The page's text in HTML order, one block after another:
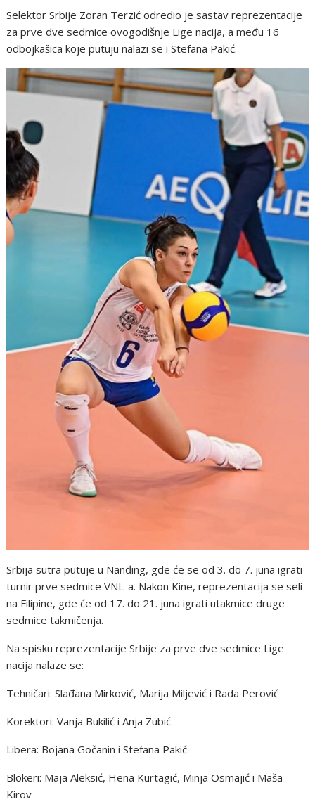
Selektor Srbije Zoran Terzić odredio je sastav reprezentacije
za prve dve sedmice ovogodišnje Lige nacija, a među 16
odbojkašica koje putuju nalazi se i Stefana Pakić.
Srbija sutra putuje u Nanđing, gde će se od 3. do 7. juna igrati
turnir prve sedmice VNL-a. Nakon Kine, reprezentacija se seli
na Filipine, gde će od 17. do 21. juna igrati utakmice druge
sedmice takmičenja.
Na spisku reprezentacije Srbije za prve dve sedmice Lige
nacija nalaze se:
Tehničari: Slađana Mirković, Marija Miljević i Rada Perović
Korektori: Vanja Bukilić i Anja Zubić
Libera: Bojana Gočanin i Stefana Pakić
Blokeri: Maja Aleksić, Hena Kurtagić, Minja Osmajić i Maša
Kirov